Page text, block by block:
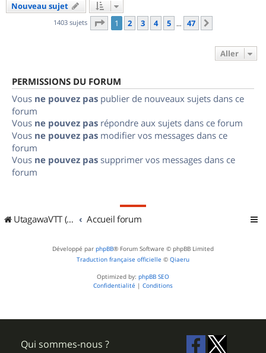
Nouveau sujet
1403 sujets Page 1sur
1 2 3 4 5 … 47
Aller
PERMISSIONS DU FORUM
Vous ne pouvez pas publier de nouveaux sujets dans ce
forum
Vous ne pouvez pas répondre aux sujets dans ce forum
Vous ne pouvez pas modifier vos messages dans ce
forum
Vous ne pouvez pas supprimer vos messages dans ce
forum
UtagawaVTT (Randos VTT et VTTAE avec traces GPS) Accueil forum
Développé par phpBB® Forum Software © phpBB Limited
Traduction française officielle © Qiaeru
Optimized by: phpBB SEO
Confidentialité | Conditions
Qui sommes-nous ?